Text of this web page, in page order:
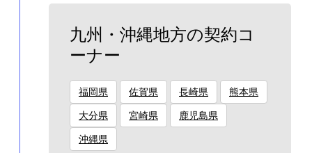
九州・沖縄地方の契約コ
ーナー
福岡県 佐賀県 長崎県 熊本県
大分県 宮崎県 鹿児島県
沖縄県